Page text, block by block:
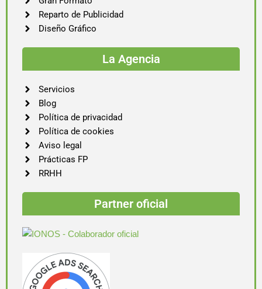
Reparto de Publicidad
Diseño Gráfico
La Agencia
Servicios
Blog
Política de privacidad
Política de cookies
Aviso legal
Prácticas FP
RRHH
Partner oficial